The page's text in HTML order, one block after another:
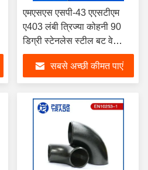
एमएसएस एसपी-43 एएसटीएम
ए403 लंबी त्रिज्या कोहनी 90
डिग्री स्टेनलेस स्टील बट वेल्डिंग
फिटिंग
सबसे अच्छी कीमत पाएं